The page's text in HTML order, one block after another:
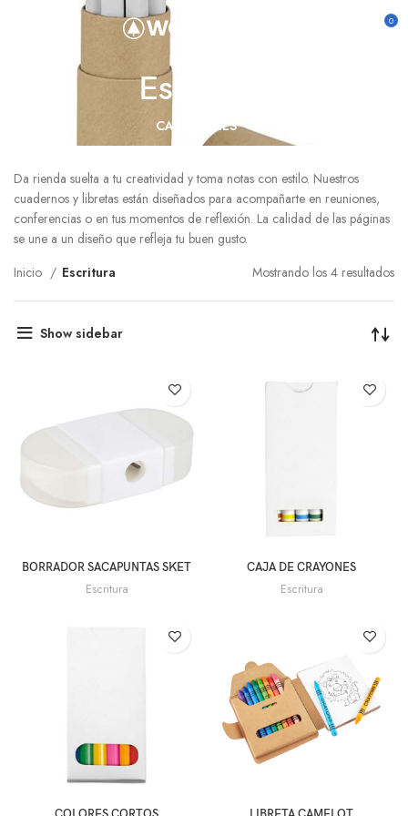
0
Escritura
CATEGORIES
Da rienda suelta a tu creatividad y toma notas con estilo. Nuestros
cuadernos y libretas están diseñados para acompañarte en reuniones,
conferencias o en tus momentos de reflexión. La calidad de las páginas
se une a un diseño que refleja tu buen gusto.
Inicio
Escritura Mostrando los 4 resultados
Show sidebar
BORRADOR SACAPUNTAS SKET
Escritura
CAJA DE CRAYONES
Escritura